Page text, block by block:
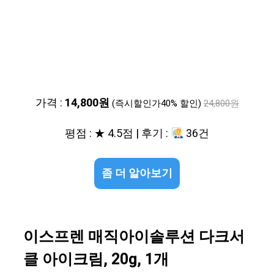
가격 : 14,800원 (즉시할인가40% 할인) 24,800원
평점 : ★ 4.5점 | 후기 : 36건
좀 더 알아보기
이스프렌 매직아이솔루션 다크서
클 아이크림, 20g, 1개